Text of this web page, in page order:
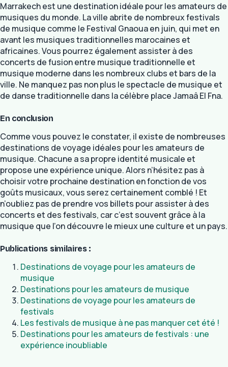
Marrakech est une destination idéale pour les amateurs de
musiques du monde. La ville abrite de nombreux festivals
de musique comme le Festival Gnaoua en juin, qui met en
avant les musiques traditionnelles marocaines et
africaines. Vous pourrez également assister à des
concerts de fusion entre musique traditionnelle et
musique moderne dans les nombreux clubs et bars de la
ville. Ne manquez pas non plus le spectacle de musique et
de danse traditionnelle dans la célèbre place Jamaâ El Fna.
En conclusion
Comme vous pouvez le constater, il existe de nombreuses
destinations de voyage idéales pour les amateurs de
musique. Chacune a sa propre identité musicale et
propose une expérience unique. Alors n’hésitez pas à
choisir votre prochaine destination en fonction de vos
goûts musicaux, vous serez certainement comblé ! Et
n’oubliez pas de prendre vos billets pour assister à des
concerts et des festivals, car c’est souvent grâce à la
musique que l’on découvre le mieux une culture et un pays.
Publications similaires :
Destinations de voyage pour les amateurs de
musique
Destinations pour les amateurs de musique
Destinations de voyage pour les amateurs de
festivals
Les festivals de musique à ne pas manquer cet été !
Destinations pour les amateurs de festivals : une
expérience inoubliable